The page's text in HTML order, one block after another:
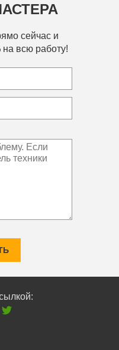
сейчас и
на всю работу!